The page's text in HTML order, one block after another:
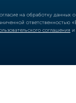
на обработку
соглашения и